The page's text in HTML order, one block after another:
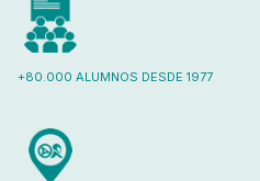
+80.000 ALUMNOS DESDE 1977